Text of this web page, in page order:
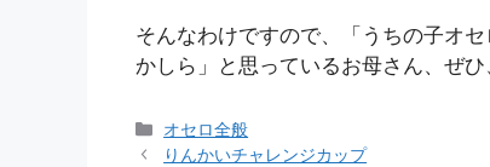
そんなわけですので、「うちの子オ
かしら」と思っているお母さん、ぜ
カ
テ
オセロ全般
りんかいチャレンジカップ